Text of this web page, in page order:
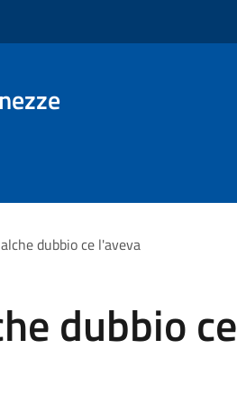
dubbio ce l'aveva
dubbio ce